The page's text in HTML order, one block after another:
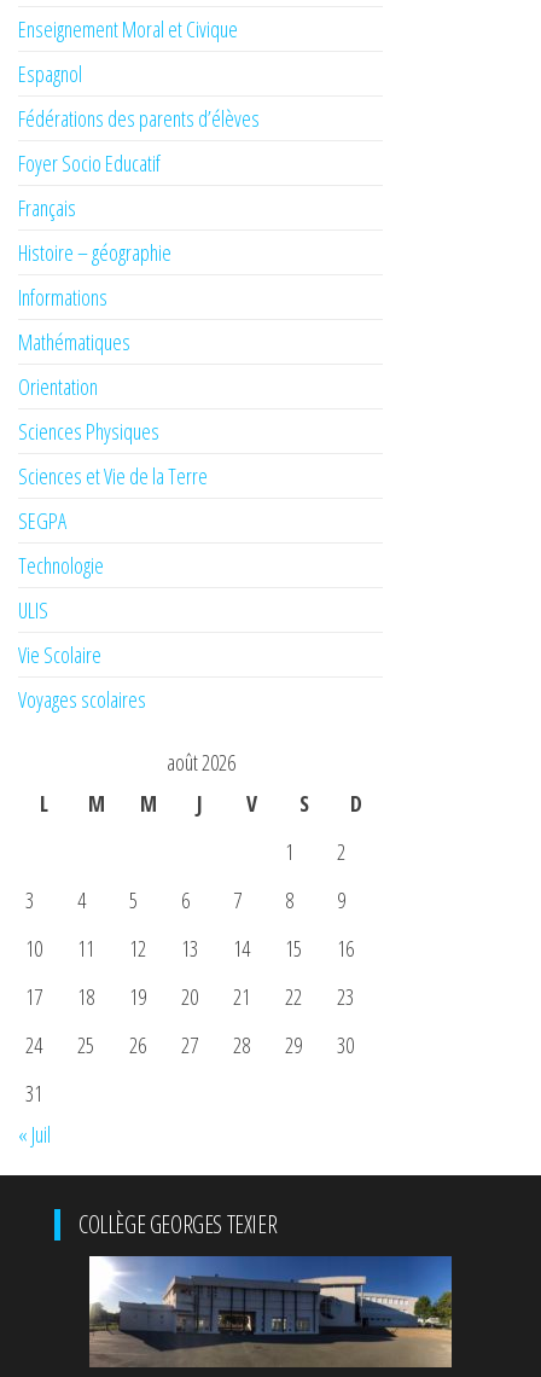
Enseignement Moral et Civique
Espagnol
Fédérations des parents d’élèves
Foyer Socio Educatif
Français
Histoire – géographie
Informations
Mathématiques
Orientation
Sciences Physiques
Sciences et Vie de la Terre
SEGPA
Technologie
ULIS
Vie Scolaire
Voyages scolaires
août 2026
L
M M J V S
D
1
2
3
4 5 6 7 8
9
10
11 12 13 14 15
16
17
18 19 20 21 22
23
24
25 26 27 28 29
30
31
« Juil
COLLÈGE GEORGES TEXIER